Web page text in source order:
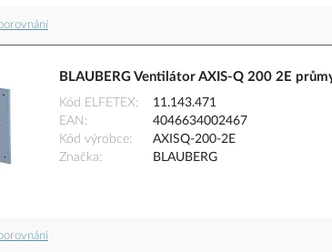
BLAUBERG Ventilátor AXIS-Q 200 2E
Kód ELFETEX
11.143.471
EAN
4046634002467
Kód výrobce
AXISQ-200-2E
Značka
BLAUBERG